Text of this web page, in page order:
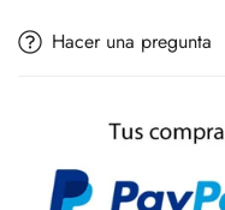
Hacer una pregunta